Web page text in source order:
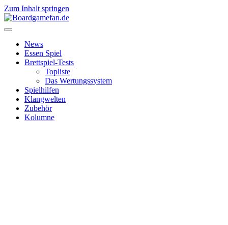
Zum Inhalt springen
News
Essen Spiel
Brettspiel-Tests
Topliste
Das Wertungssystem
Spielhilfen
Klangwelten
Zubehör
Kolumne